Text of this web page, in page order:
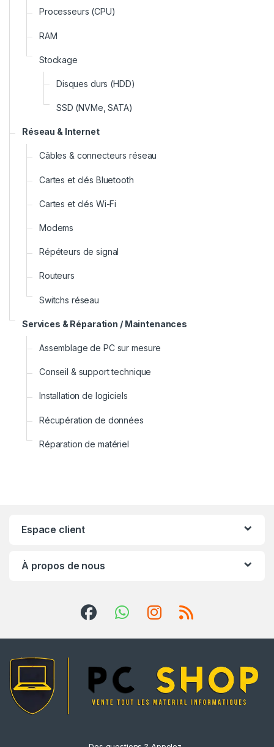
Processeurs (CPU)
RAM
Stockage
Disques durs (HDD)
SSD (NVMe, SATA)
Réseau & Internet
Câbles & connecteurs réseau
Cartes et clés Bluetooth
Cartes et clés Wi-Fi
Modems
Répéteurs de signal
Routeurs
Switchs réseau
Services & Réparation / Maintenances
Assemblage de PC sur mesure
Conseil & support technique
Installation de logiciels
Récupération de données
Réparation de matériel
Espace client
À propos de nous